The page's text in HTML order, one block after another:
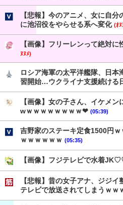
【悲報】今のアニメ、女に自
に池沼役をやらせる系へ変化 (ｵﾇ
【画像】フリーレンって絶対
ﾇﾇﾒ)
ロシア海軍の太平洋艦隊、日本
習開始…ウクライナ支援続ける
【画像】女の子さん、イケメ
wｗｗｗｗｗｗｗｗ❤ (05:39)
吉野家のステーキ定食1500円
ｗｗｗｗｗｗ (05:35)
【画像】フジテレビで水着
【悲報】昔の女子アナ、ジジ
テレビで放送されてしまうｗｗ